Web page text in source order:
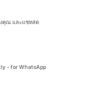
คุณ และแชทสด
- for WhatsApp